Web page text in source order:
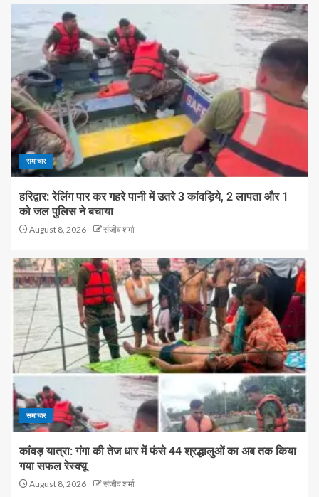
समाचार
हरिद्वार: रेलिंग पार कर गहरे पानी में उतरे 3 कांवड़िये, 2 लापता और 1
को जल पुलिस ने बचाया
August 8, 2026 संजीव शर्मा
समाचार
कांवड़ यात्रा: गंगा की तेज धार में फंसे 44 श्रद्धालुओं का अब तक किया
गया सफल रेस्क्यू
August 8, 2026 संजीव शर्मा